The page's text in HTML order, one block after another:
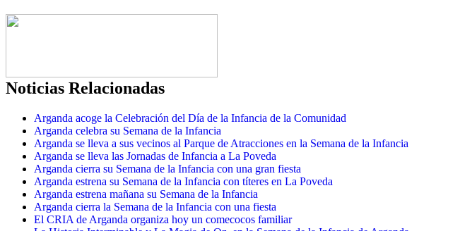
Noticias Relacionadas
Arganda acoge la Celebración del Día de la Infancia de la Comunidad
Arganda celebra su Semana de la Infancia
Arganda se lleva a sus vecinos al Parque de Atracciones en la Semana de la Infancia
Arganda se lleva las Jornadas de Infancia a La Poveda
Arganda cierra su Semana de la Infancia con una gran fiesta
Arganda estrena su Semana de la Infancia con títeres en La Poveda
Arganda estrena mañana su Semana de la Infancia
Arganda cierra la Semana de la Infancia con una fiesta
El CRIA de Arganda organiza hoy un comecocos familiar